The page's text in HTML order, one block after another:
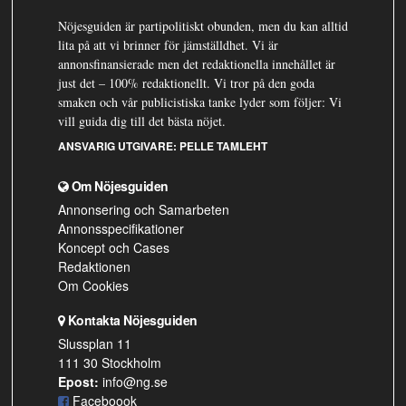
Nöjesguiden är partipolitiskt obunden, men du kan alltid
lita på att vi brinner för jämställdhet. Vi är
annonsfinansierade men det redaktionella innehållet är
just det – 100% redaktionellt. Vi tror på den goda
smaken och vår publicistiska tanke lyder som följer: Vi
vill guida dig till det bästa nöjet.
ANSVARIG UTGIVARE: PELLE TAMLEHT
Om Nöjesguiden
Annonsering och Samarbeten
Annonsspecifikationer
Koncept och Cases
Redaktionen
Om Cookies
Kontakta Nöjesguiden
Slussplan 11
111 30 Stockholm
Epost: info@ng.se
Faceboook